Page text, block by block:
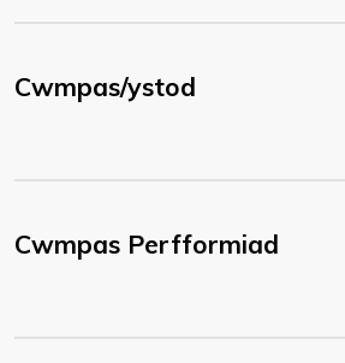
Cwmpas/ystod
Cwmpas Perfformiad